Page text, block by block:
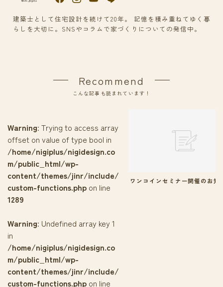
建築士として住宅設計を続けて20年。 記憶を積み重ねてゆく暮
らしを大切に。SNSやコラムで家づくりについての発信中。
Recommend
こんな記事も読まれています！
Warning: Trying to access array
offset on value of type bool in
/home/nigiplus/nigidesign.co
m/public_html/wp-
content/themes/jinr/include/
custom-functions.php on line
1289
Warning: Undefined array key 1
in
/home/nigiplus/nigidesign.co
m/public_html/wp-
content/themes/jinr/include/
custom-functions.php on line
ワンコインセミナー開催のお知